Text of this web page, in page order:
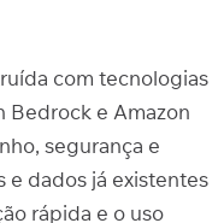
com tecnologias
Bedrock e Amazon
segurança e
e dados já existentes
rápida e o uso